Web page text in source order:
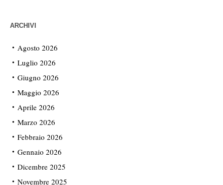
ARCHIVI
Agosto 2026
Luglio 2026
Giugno 2026
Maggio 2026
Aprile 2026
Marzo 2026
Febbraio 2026
Gennaio 2026
Dicembre 2025
Novembre 2025